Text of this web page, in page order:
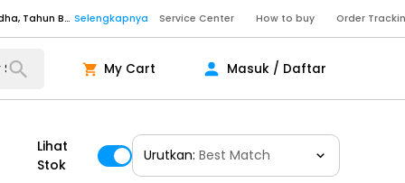
Senin - Sabtu (09:00-20:00), Minggu/Libur Nasional (10:00-18:00), Tutup pada Idul Fitri, Idul Adha, Tahun Baru Selengkapnya
Senin - Jumat (10:00-20:00), Sabtu - Minggu dan Libur Nasional (10:00-18:00), Tutup pada Idul Fitri, Idul Adha, Tahun Baru
Selengkapnya
Service Center How to buy Order
My Cart Masuk / Daftar
Lihat
Stok
Urutkan:Best Match